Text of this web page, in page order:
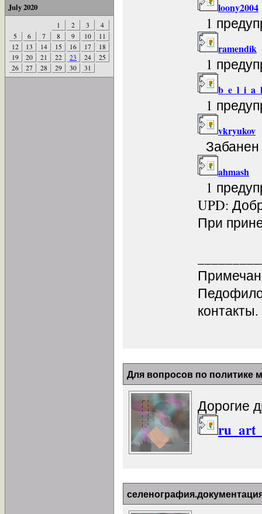
July 2020
1 2 3
4
5
6 7 8 9 10
11
12
13 14 15 16 17
18
19
20 21 22 23 24
25
26
27 28 29 30 31
loony2004
1
ramendik
1
b_e_l_i_a_l
1
vkryukov
Забанен
ahmash
1
UPD:
При
контакты.
Для вопросов по политике
Дорогие